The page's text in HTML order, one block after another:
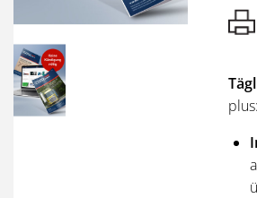
plus: